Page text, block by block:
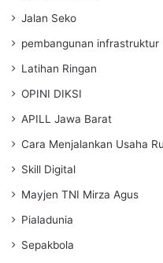
Jalan Seko
pembangunan infrastruktur
Latihan Ringan
OPINI DIKSI
APILL Jawa Barat
Cara Menjalankan Usaha
Skill Digital
Mayjen TNI Mirza Agus
Pialadunia
Sepakbola